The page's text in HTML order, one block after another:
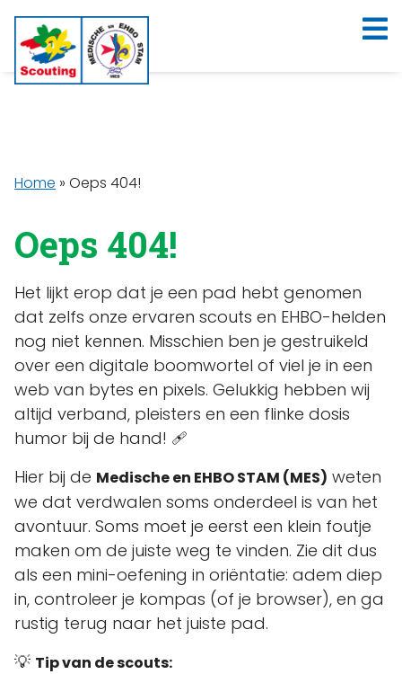
Home » Oeps 404!
Oeps 404!
Het lijkt erop dat je een pad hebt genomen
dat zelfs onze ervaren scouts en EHBO-helden
nog niet kennen. Misschien ben je gestruikeld
over een digitale boomwortel of viel je in een
web van bytes en pixels. Gelukkig hebben wij
altijd verband, pleisters en een flinke dosis
humor bij de hand! 🩹
Hier bij de Medische en EHBO STAM (MES) weten
we dat verdwalen soms onderdeel is van het
avontuur. Soms moet je eerst een klein foutje
maken om de juiste weg te vinden. Zie dit dus
als een mini-oefening in oriëntatie: adem diep
in, controleer je kompas (of je browser), en ga
rustig terug naar het juiste pad.
💡 Tip van de scouts: